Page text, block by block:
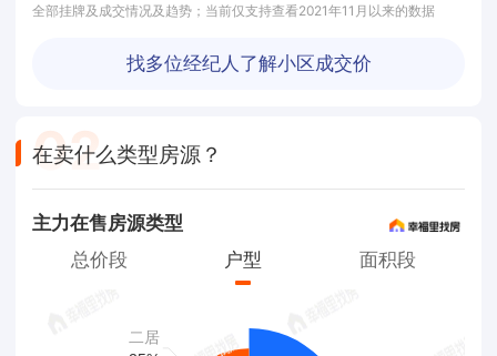
全部挂牌及成交情况及趋势；当前仅支持查看2021年11月以来的数据
找多位经纪人了解小区成交价
02
在卖什么类型房源？
主力在售房源类型
总价段
户型 面积段
二居